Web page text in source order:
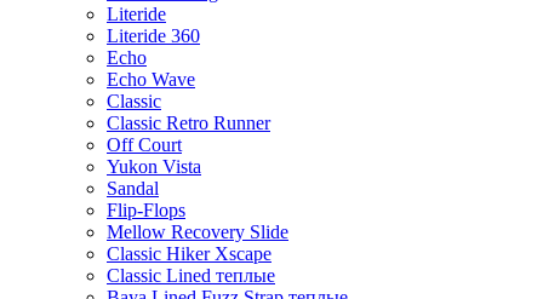
Literide
Literide 360
Echo
Echo Wave
Classic
Classic Retro Runner
Off Court
Yukon Vista
Sandal
Flip-Flops
Mellow Recovery Slide
Classic Hiker Xscape
Classic Lined теплые